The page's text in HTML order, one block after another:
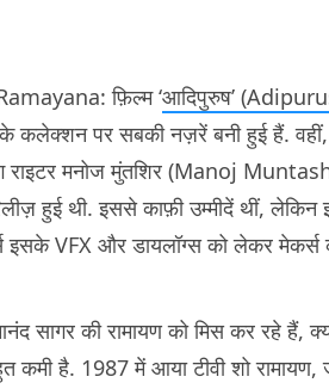
फ़िल्म ‘आदिपुरुष’
के कलेक्शन पर सबकी नज़रें बनी हुई हैं. वहीं,
राइटर मनोज मुंतशिर (Manoj
हुई थी. इससे काफ़ी उम्मीदें थीं, लेकिन
इसके VFX और डायलॉग्स को लेकर मेकर्स
सागर की रामायण को मिस कर रहे हैं,
कमी है. 1987 में आया टीवी शो रामायण,